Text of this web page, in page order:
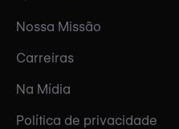
Nossa Missão
Carreiras
Na Mídia
Política de privacidade